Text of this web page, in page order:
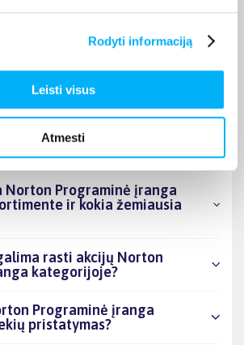
Rodyti informaciją
Leisti visus
Atmestiįranga kategorijoje
Norton Programinė įranga
ir kokia žemiausia
rasti akcijų Norton
kategorijoje?
Programinė įranga
pristatymas?